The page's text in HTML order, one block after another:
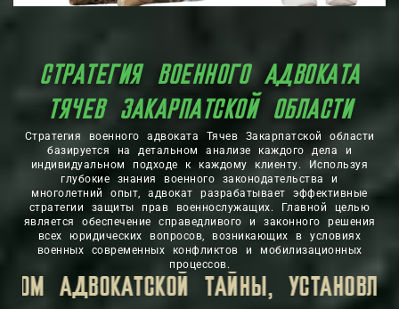
СТРАТЕГИЯ ВОЕННОГО АДВОКАТА
ТЯЧЕВ ЗАКАРПАТСКОЙ ОБЛАСТИ
Стратегия военного адвоката Тячев Закарпатской области
базируется на детальном анализе каждого дела и
индивидуальном подходе к каждому клиенту. Используя
глубокие знания военного законодательства и
многолетний опыт, адвокат разрабатывает эффективные
стратегии защиты прав военнослужащих. Главной целью
является обеспечение справедливого и законного решения
всех юридических вопросов, возникающих в условиях
военных современных конфликтов и мобилизационных
процессов.
ВСЯ ЛИЧНАЯ ИНФОРМАЦИЯ,